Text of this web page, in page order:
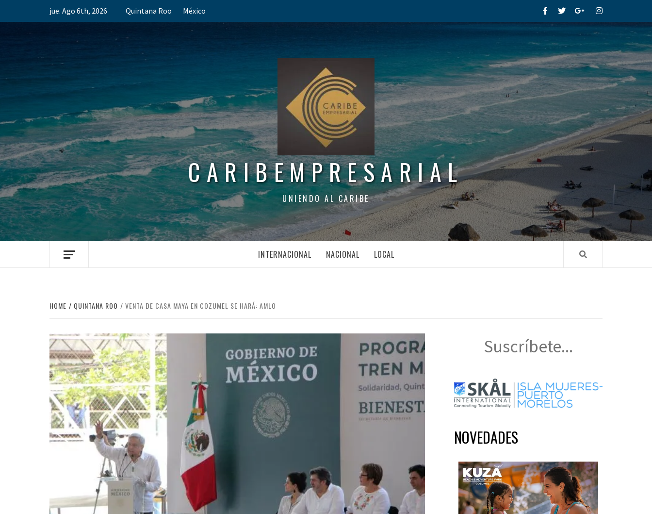
jue. Ago 6th, 2026 Quintana Roo México FacebookTwitterGoogle+Instagram
CARIBEMPRESARIAL
UNIENDO AL CARIBE
INTERNACIONAL NACIONAL LOCAL
HOME QUINTANA ROO VENTA DE CASA MAYA EN COZUMEL SE HARÁ: AMLO
Suscríbete...
NOVEDADES